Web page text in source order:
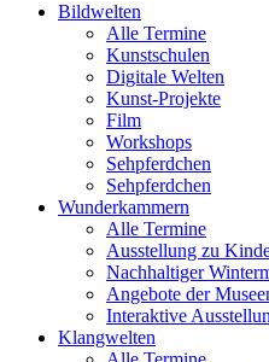
Bildwelten
Alle Termine
Kunstschulen
Digitale Welten
Kunst-Projekte
Film
Workshops
Sehpferdchen
Sehpferdchen
Wunderkammern
Alle Termine
Ausstellung zu
Nachhaltiger
Angebote der
Interaktive
Klangwelten